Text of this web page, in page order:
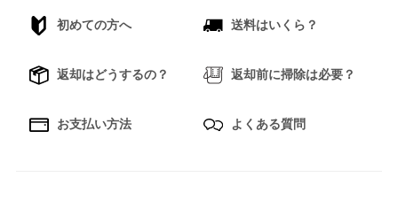
初めての方へ 送料はいくら？
返却はどうするの？ 返却前に掃除は必要？
お支払い方法 よくある質問